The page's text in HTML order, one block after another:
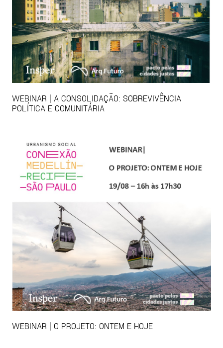
WEBINAR | A CONSOLIDAÇÃO: SOBREVIVÊNCIA
POLÍTICA E COMUNITÁRIA
WEBINAR | O PROJETO: ONTEM E HOJE